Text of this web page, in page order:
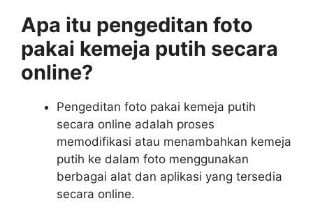
Apa itu pengeditan foto
pakai kemeja putih secara
online?
Pengeditan foto pakai kemeja putih
secara online adalah proses
memodifikasi atau menambahkan kemeja
putih ke dalam foto menggunakan
berbagai alat dan aplikasi yang tersedia
secara online.